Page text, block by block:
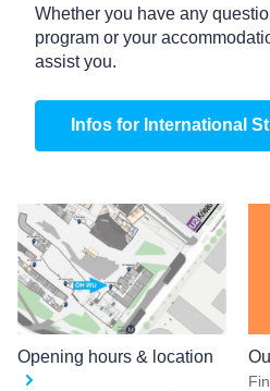
Opening hours & location
Whether you have any
program or your
assist you.
Infos for International